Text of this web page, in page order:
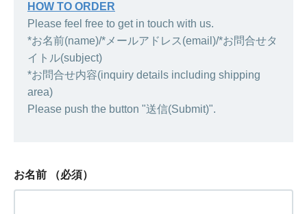
HOW TO ORDER
Please feel free to get in touch with us.
*お名前(name)/*メールアドレス(email)/*お問合せタ
イトル(subject)
*お問合せ内容(inquiry details including shipping
area)
Please push the button "送信(Submit)".
お名前 （必須）